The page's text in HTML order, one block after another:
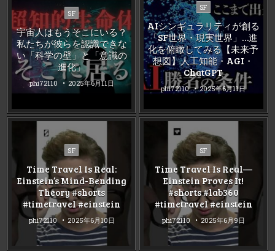
Posted
in
SF
宇宙人はもうそこにいる？
私たちが彼らを認識できな
い「科学の壁」と「意識の
進化」
phi72110 2025年6月11日
Posted
in
SF
AIシンギュラリティが創る
「SF世界・現実世界」…進
化を俯瞰してみる【未来予
想図】人工知能・AGI・
ChatGPT
phi72110 2025年6月11日
Posted
in
SF
Time Travel Is Real:
Einstein’s Mind-Bending
Theory #shorts
#timetravel #einstein
phi72110 2025年6月10日
Posted
in
SF
Time Travel Is Real—
Einstein Proves It!
#shorts #lab360
#timetravel #einstein
phi72110 2025年6月9日